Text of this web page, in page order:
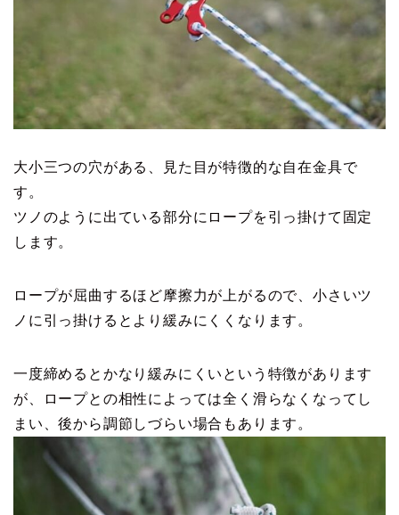
大小三つの穴がある、見た目が特徴的な自在金具で
す。
ツノのように出ている部分にロープを引っ掛けて固定
します。
ロープが屈曲するほど摩擦力が上がるので、小さいツ
ノに引っ掛けるとより緩みにくくなります。
一度締めるとかなり緩みにくいという特徴があります
が、ロープとの相性によっては全く滑らなくなってし
まい、後から調節しづらい場合もあります。